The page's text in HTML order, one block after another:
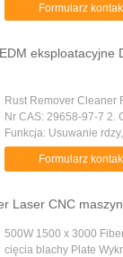
1.Light konstrukcja
Formularz
eksploatacyjne
Rust Remover Cleaner
Nr CAS: 29658-97-7 2.
Funkcja: Usuwanie
miały miejsce na EDM
rdzy prędkości, osadów
Formularz
Laser CNC
500W 1500 x 3000
cięcia blachy Plate